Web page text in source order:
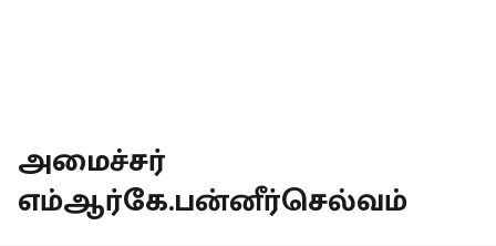
அமைச்சர்
எம்ஆர்கே.பன்னீர்செல்வம்